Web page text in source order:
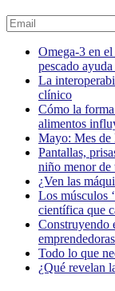
Omega-3 en
pescado
La
clínico
Cómo la
alimentos
Mayo: Mes de
Pantallas,
niño menor de
¿Ven las
Los músculos
científica que
Construyendo
Todo lo que
¿Qué revelan